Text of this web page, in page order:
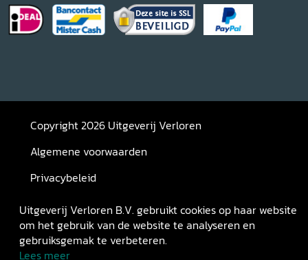
Copyright 2026 Uitgeverij Verloren
Algemene voorwaarden
Privacybeleid
Retourneren
Uitgeverij Verloren B.V. gebruikt cookies op haar website
om het gebruik van de website te analyseren en
gebruiksgemak te verbeteren.
Lees meer